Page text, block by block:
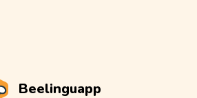
Beelinguapp